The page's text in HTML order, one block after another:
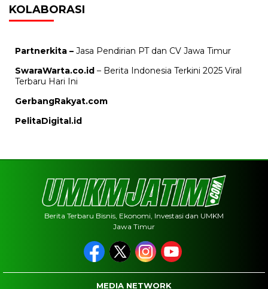
KOLABORASI
Partnerkita – Jasa Pendirian PT dan CV Jawa Timur
SwaraWarta.co.id – Berita Indonesia Terkini 2025 Viral
Terbaru Hari Ini
GerbangRakyat.com
PelitaDigital.id
Berita Terbaru Bisnis, Ekonomi, Investasi dan UMKM
Jawa Timur
MEDIA NETWORK